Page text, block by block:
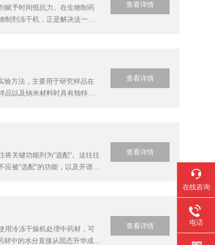
赋予时间抵抗力。在生物制药
剂冻干机，正是解决这一挑
查看详情
验方法，主要用于研究样品在
以及纳米材料时具有独特的
查看详情
将关键功能列为"选配"。这往往
被"选配"的功能，以及开谱冻
查看详情
用冷冻干燥机处理中药材，可
中的水分直接从固态升华成气
查看详情
在线咨询
电话